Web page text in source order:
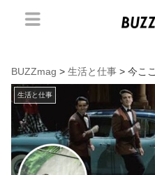
BUZZmag > 生活と仕事 > 今ここ
生活と仕事